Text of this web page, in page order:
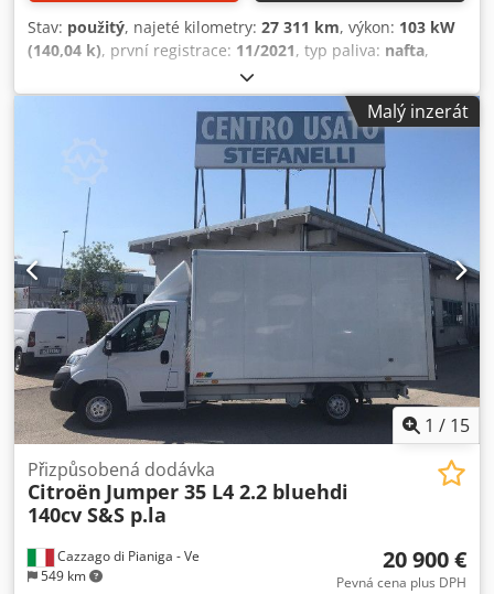
širokoúhlou čočkou, integrované směrovky v barevných
zrcátkách, brzdový asistent, krátká digitální střešní anténa,
karoserie/skříň velkoprostorová, polstrované opěrky hlavy,
palivová nádrž 90 l, přepážka nákladového prostoru,
výškově nastavitelný volant, motor 2,2 l – 121 kW Blue-HDI
FAP KAT, rozvor 4 035 mm, rezervní kolo včetně obutí,
nízkoemisní motor dle normy Euro 6d-TEMP, posuvné
dveře vpravo v nákladovém/posádkovém prostoru, SCR
systém (AdBlue technologie), boční ochranné lišty, látkové
čalounění sedadel, dvojlavice spolujezdce v kabině,
řidičova sedačka s bederní opěrkou, start-stop systém,
max. přípustná hmotnost 3,5 t.
Stav: použitý, najeté kilometry: 27 311 km, výkon: 103 kW
(140,04 k), první registrace: 11/2021, typ paliva: nafta,
, barva:
mechanický, Celková přípustná hmotnost: 3300 kg Crjdszq
Malý inzerát
1 / 15
Cazzago di Pianiga - Ve
549 km
Přizpůsobená dodávka
Citroën Jumper 35 L4 2.2 bluehdi
140cv S&S p.la
20 900 €
Pevná cena plus DPH